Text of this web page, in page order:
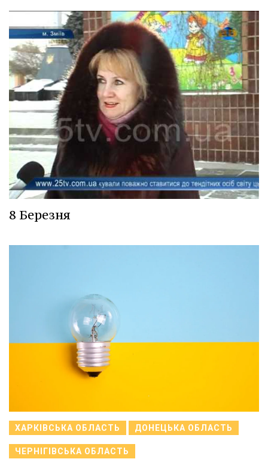
8 Березня
ХАРКІВСЬКА ОБЛАСТЬ ДОНЕЦЬКА ОБЛАСТЬ
ЧЕРНІГІВСЬКА ОБЛАСТЬ